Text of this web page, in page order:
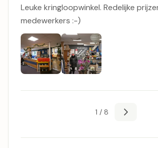
Leuke kringloopwinkel. Redelijke
medewerkers :-)
1 / 8